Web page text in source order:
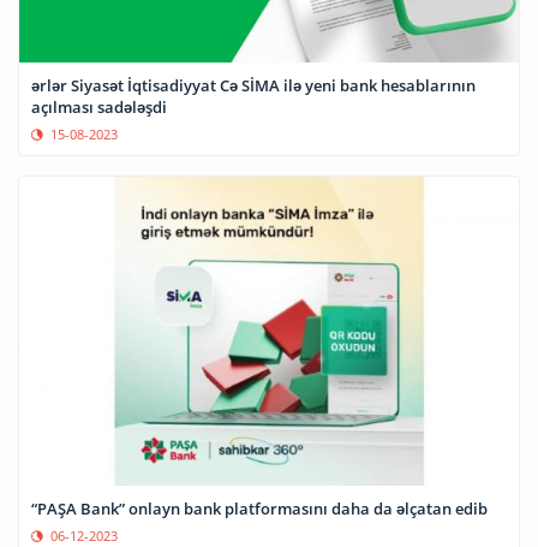
ərlər Siyasət İqtisadiyyat Cə SİMA ilə yeni bank hesablarının
açılması sadələşdi
15-08-2023
“PAŞA Bank” onlayn bank platformasını daha da əlçatan edib
06-12-2023